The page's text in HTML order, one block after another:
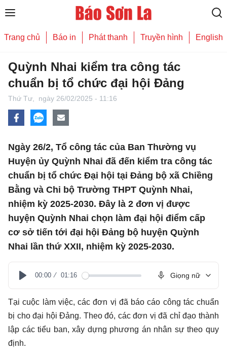
Trang chủ Báo in Phát thanh Truyền hình English
Quỳnh Nhai kiểm tra công tác
chuẩn bị tổ chức đại hội Đảng
Thứ Tư, ngày 26/02/2025 - 11:16
Ngày 26/2, Tổ công tác của Ban Thường vụ
Huyện ủy Quỳnh Nhai đã đến kiểm tra công tác
chuẩn bị tổ chức Đại hội tại Đảng bộ xã Chiềng
Bằng và Chi bộ Trường THPT Quỳnh Nhai,
nhiệm kỳ 2025-2030. Đây là 2 đơn vị được
huyện Quỳnh Nhai chọn làm đại hội điểm cấp
cơ sở tiến tới đại hội Đảng bộ huyện Quỳnh
Nhai lần thứ XXII, nhiệm kỳ 2025-2030.
Play
00:00 01:16 Giọng nữ
Tại cuộc làm việc, các đơn vị đã báo cáo công tác chuẩn
bị cho đại hội Đảng. Theo đó, các đơn vị đã chỉ đạo thành
lập các tiểu ban, xây dựng phương án nhân sự theo quy
định.